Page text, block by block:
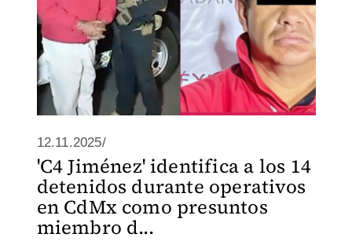
12.11.2025/
'C4 Jiménez' identifica a los 14
detenidos durante operativos
en CdMx como presuntos
miembro d...